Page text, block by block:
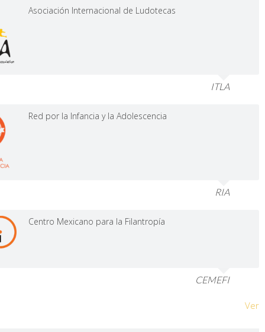
Asociación Internacional de Ludotecas
ITLA
Red por la Infancia y la Adolescencia
RIA
Centro Mexicano para la Filantropía
CEMEFI
Ver